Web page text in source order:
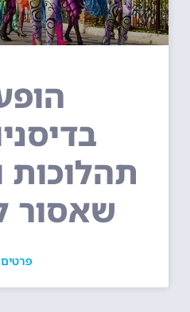
תהלוכות
שאסור